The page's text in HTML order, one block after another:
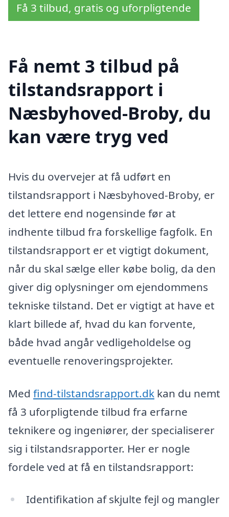
Få 3 tilbud, gratis og uforpligtende
Få nemt 3 tilbud på
tilstandsrapport i
Næsbyhoved-Broby, du
kan være tryg ved
Hvis du overvejer at få udført en
tilstandsrapport i Næsbyhoved-Broby, er
det lettere end nogensinde før at
indhente tilbud fra forskellige fagfolk. En
tilstandsrapport er et vigtigt dokument,
når du skal sælge eller købe bolig, da den
giver dig oplysninger om ejendommens
tekniske tilstand. Det er vigtigt at have et
klart billede af, hvad du kan forvente,
både hvad angår vedligeholdelse og
eventuelle renoveringsprojekter.
Med find-tilstandsrapport.dk kan du nemt
få 3 uforpligtende tilbud fra erfarne
teknikere og ingeniører, der specialiserer
sig i tilstandsrapporter. Her er nogle
fordele ved at få en tilstandsrapport:
Identifikation af skjulte fejl og mangler